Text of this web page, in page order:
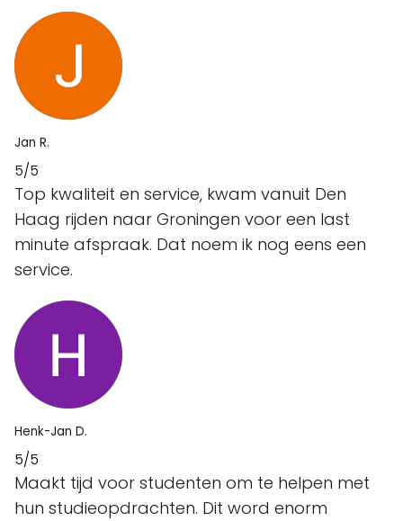
Jan R.
5/5
Top kwaliteit en service, kwam vanuit Den
Haag rijden naar Groningen voor een last
minute afspraak. Dat noem ik nog eens een
service.
Henk-Jan D.
5/5
Maakt tijd voor studenten om te helpen met
hun studieopdrachten. Dit word enorm